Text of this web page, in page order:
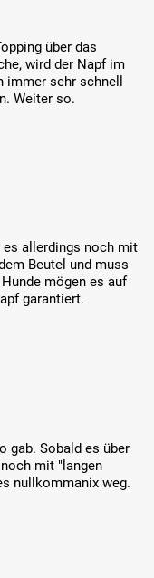
über das
wird der Napf im
sehr schnell
Weiter so.
es allerdings noch mit
Beutel und muss
mögen es auf
garantiert.
gab. Sobald es über
mit "langen
nullkommanix weg.